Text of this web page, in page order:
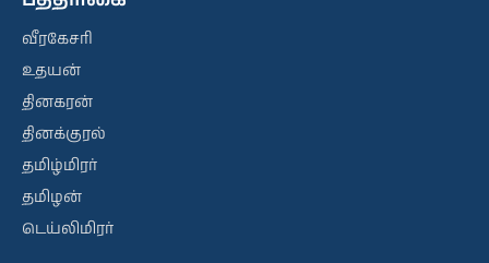
வீரகேசரி
உதயன்
தினகரன்
தினக்குரல்
தமிழ்மிரர்
தமிழன்
டெய்லிமிரர்